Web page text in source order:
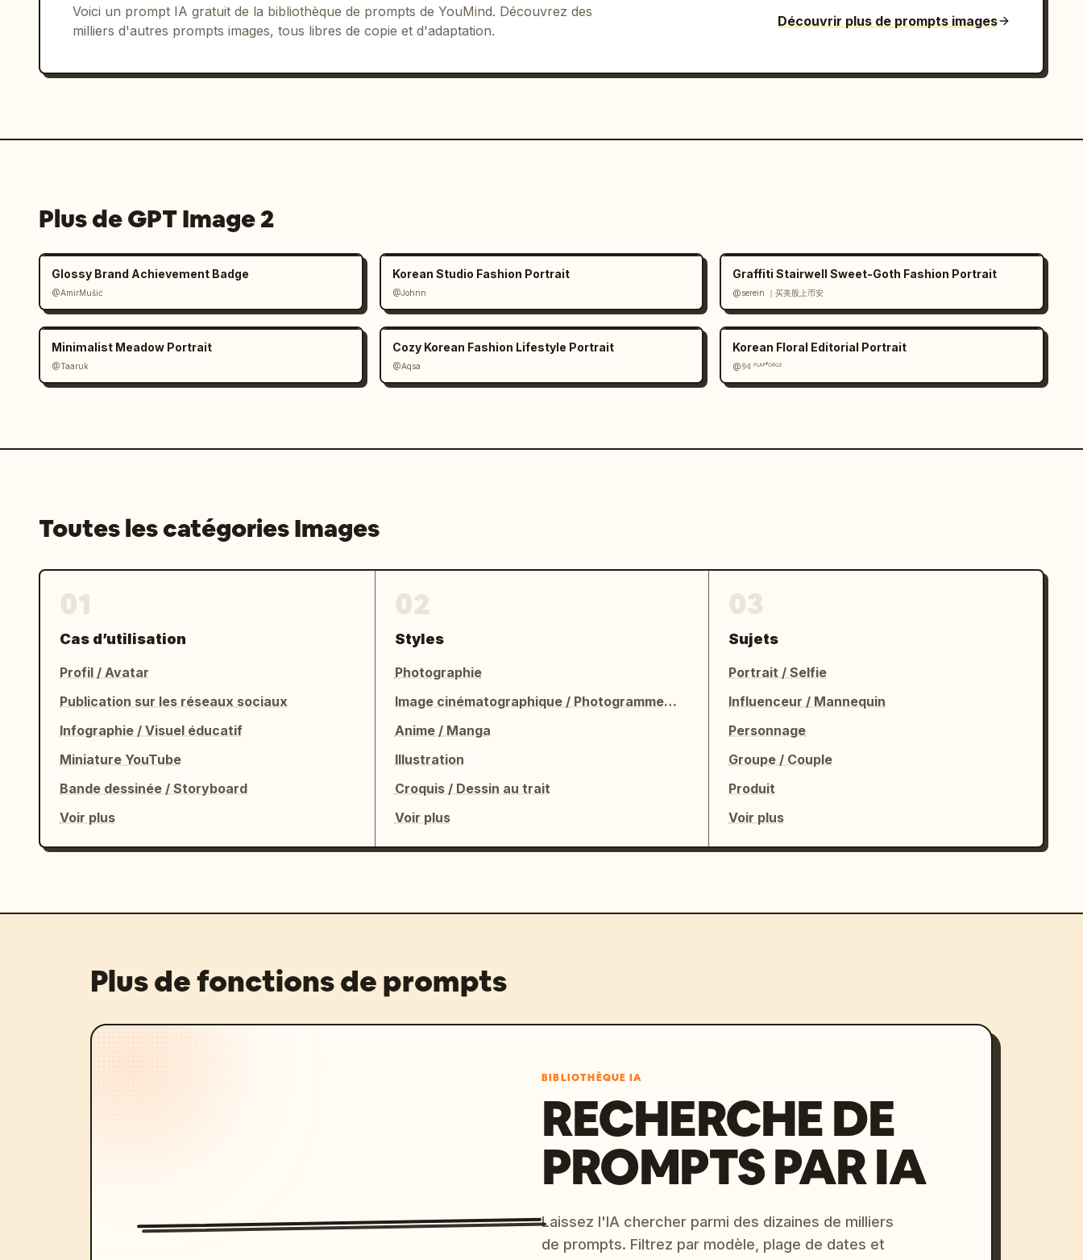
Voici un prompt IA gratuit de la bibliothèque de prompts de YouMind. Découvrez des
milliers d'autres prompts images, tous libres de copie et d'adaptation.
Découvrir plus de prompts images
Plus de GPT Image 2
Glossy Brand Achievement Badge
@AmirMušić
Korean Studio Fashion Portrait
@Johnn
Graffiti Stairwell Sweet-Goth Fashion Portrait
@serein ｜买美股上币安
Minimalist Meadow Portrait
@Taaruk
Cozy Korean Fashion Lifestyle Portrait
@Aqsa
Korean Floral Editorial Portrait
@𝟡𝟜 ᴾᴸᴬʸᶠᴼᴿᴳᴱ
Toutes les catégories Images
Cas d’utilisation
Profil / Avatar
Publication sur les réseaux sociaux
Infographie / Visuel éducatif
Miniature YouTube
Bande dessinée / Storyboard
Voir plus
Styles
Photographie
Image cinématographique / Photogramme de film
Anime / Manga
Illustration
Croquis / Dessin au trait
Voir plus
Sujets
Portrait / Selfie
Influenceur / Mannequin
Personnage
Groupe / Couple
Produit
Voir plus
Plus de fonctions de prompts
BIBLIOTHÈQUE IA
RECHERCHE DE
PROMPTS PAR IA
Laissez l'IA chercher parmi des dizaines de milliers
de prompts. Filtrez par modèle, plage de dates et